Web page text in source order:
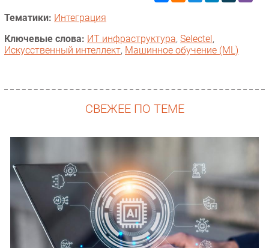
Тематики: Интеграция
Ключевые слова: ИТ инфраструктура, Selectel,
Искусственный интеллект, Машинное обучение (ML)
СВЕЖЕЕ ПО ТЕМЕ